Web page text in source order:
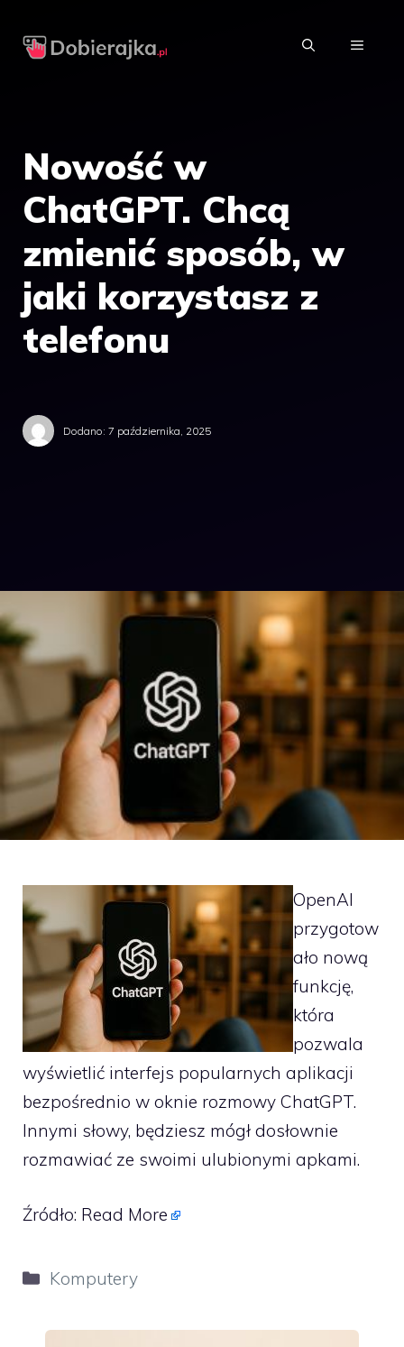
MENU
Nowość w
ChatGPT. Chcą
zmienić sposób, w
jaki korzystasz z
telefonu
Dodano: 7 października, 2025
OpenAI
przygotow
ało nową
funkcję,
która
pozwala
wyświetlić interfejs popularnych aplikacji
bezpośrednio w oknie rozmowy ChatGPT.
Innymi słowy, będziesz mógł dosłownie
rozmawiać ze swoimi ulubionymi apkami.
Źródło: Read More
Kategorie
Komputery